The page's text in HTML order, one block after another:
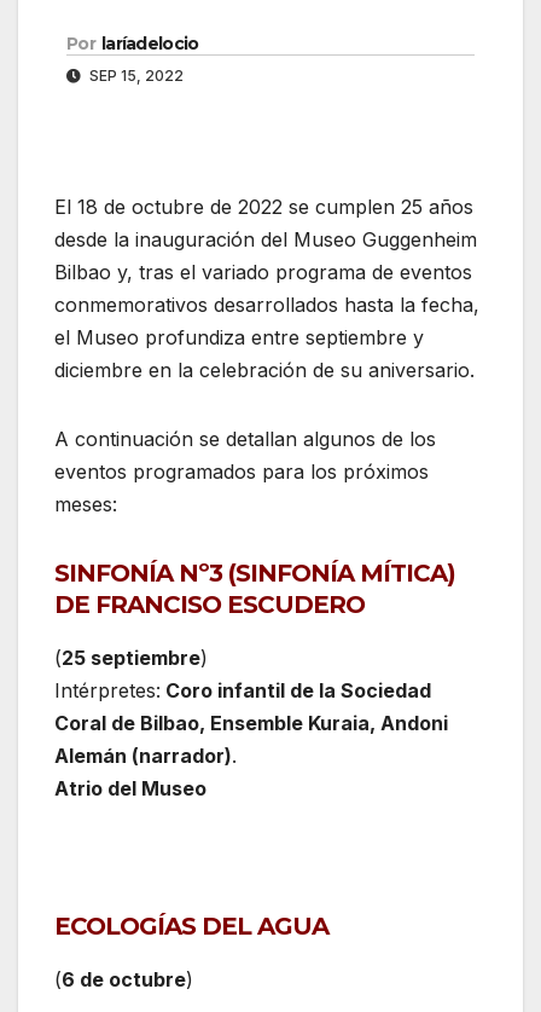
Por laríadelocio
SEP 15, 2022
El 18 de octubre de 2022 se cumplen 25 años
desde la inauguración del Museo Guggenheim
Bilbao y, tras el variado programa de eventos
conmemorativos desarrollados hasta la fecha,
el Museo profundiza entre septiembre y
diciembre en la celebración de su aniversario.
A continuación se detallan algunos de los
eventos programados para los próximos
meses:
SINFONÍA Nº3 (SINFONÍA MÍTICA)
DE FRANCISO ESCUDERO
(25 septiembre)
Intérpretes: Coro infantil de la Sociedad
Coral de Bilbao, Ensemble Kuraia, Andoni
Alemán (narrador).
Atrio del Museo
ECOLOGÍAS DEL AGUA
(6 de octubre)